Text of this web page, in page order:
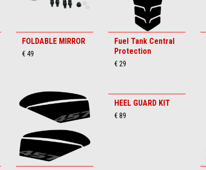
FOLDABLE MIRROR
€ 49
Fuel Tank Central
Protection
€ 29
HEEL GUARD KIT
€ 89